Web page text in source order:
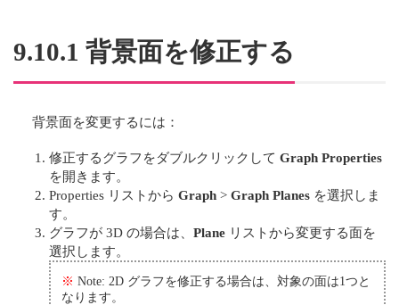
9.10.1 背景面を修正する
背景面を変更するには：
修正するグラフをダブルクリックして Graph Properties
を開きます。
Properties リストから Graph > Graph Planes を選択しま
す。
グラフが 3D の場合は、 Plane リストから変更する面を
選択します。
※ Note: 2D グラフを修正する場合は、対象の面は1つと
なります。